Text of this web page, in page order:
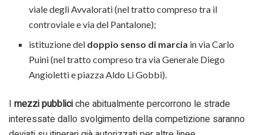
viale degli Avvalorati (nel tratto compreso tra il
controviale e via del Pantalone);
istituzione del doppio senso di marcia in via Carlo
Puini (nel tratto compreso tra via Generale Diego
Angioletti e piazza Aldo Li Gobbi).
I mezzi pubbliciche abitualmente percorrono le strade
interessate dallo svolgimento della competizione saranno